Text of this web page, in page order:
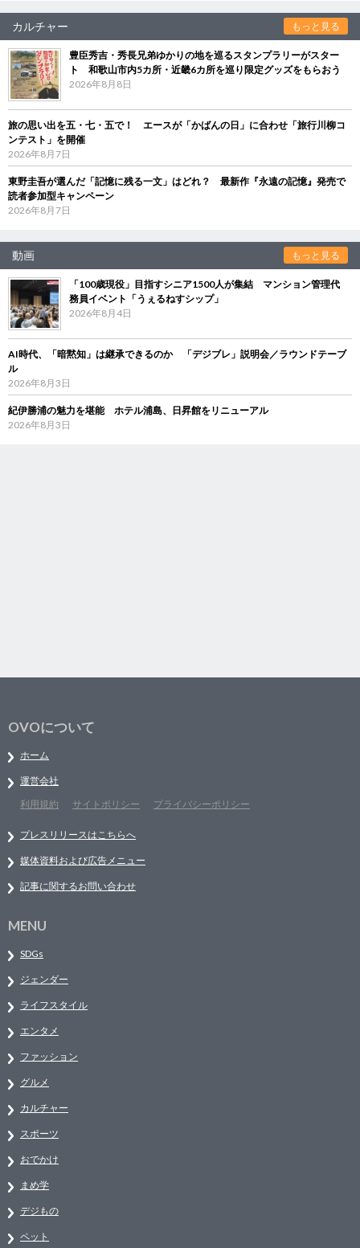
カルチャー もっと見る
豊臣秀吉・秀長兄弟ゆかりの地を巡るスタンプラリーがスター
ト 和歌山市内5カ所・近畿6カ所を巡り限定グッズをもらおう
2026年8月8日
旅の思い出を五・七・五で！ エースが「かばんの日」に合わせ「旅行川柳コ
ンテスト」を開催
2026年8月7日
東野圭吾が選んだ「記憶に残る一文」はどれ？ 最新作『永遠の記憶』発売で
読者参加型キャンペーン
2026年8月7日
動画 もっと見る
「100歳現役」目指すシニア1500人が集結 マンション管理代
務員イベント「うぇるねすシップ」
2026年8月4日
AI時代、「暗黙知」は継承できるのか 「デジブレ」説明会／ラウンドテーブ
ル
2026年8月3日
紀伊勝浦の魅力を堪能 ホテル浦島、日昇館をリニューアル
2026年8月3日
OVOについて
ホーム
運営会社
利用規約
サイトポリシー プライバシーポリシー
プレスリリースはこちらへ
媒体資料および広告メニュー
記事に関するお問い合わせ
MENU
SDGs
ジェンダー
ライフスタイル
エンタメ
ファッション
グルメ
カルチャー
スポーツ
おでかけ
まめ学
デジもの
ペット